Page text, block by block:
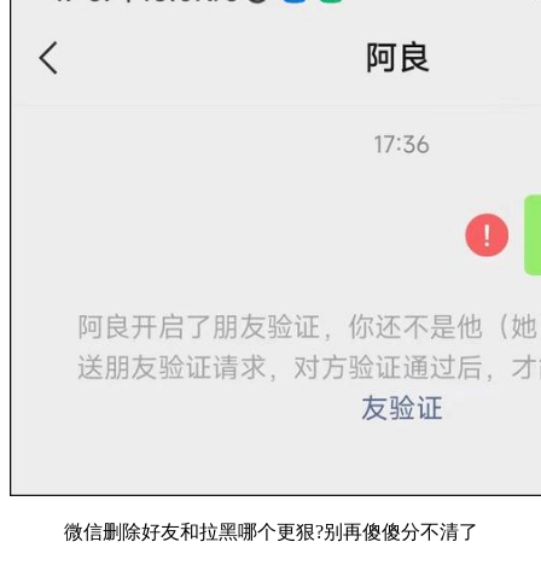
微信删除好友和拉黑哪个更狠?别再傻傻分不清了